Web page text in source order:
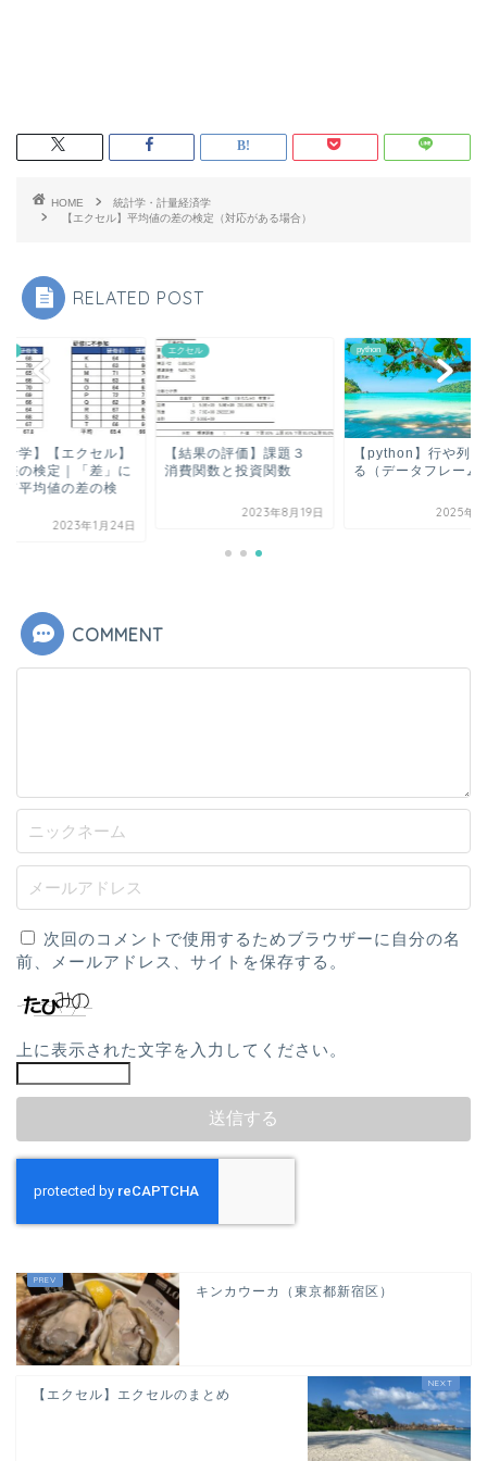
HOME
統計学・計量経済学
【エクセル】平均値の差の検定（対応がある場合）
RELATED POST
計学】【エクセル】
差の検定｜「差」に
て平均値の差の検
2023年1月24日
エクセル
【結果の評価】課題３
消費関数と投資関数
2023年8月19日
python
【python】行や列
る（データフレーム
2025年7
COMMENT
次回のコメントで使用するためブラウザーに自分の名
前、メールアドレス、サイトを保存する。
上に表示された文字を入力してください。
キンカウーカ（東京都新宿区）
【エクセル】エクセルのまとめ